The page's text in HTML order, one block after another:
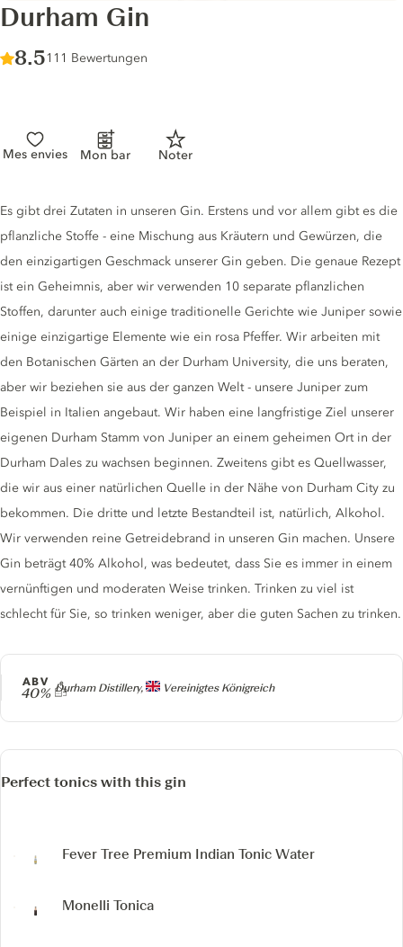
Durham Gin
Score :
8.5/ 10
111 Bewertungen
Mes envies Mon bar Noter
Producer
Durham Distillery, Vereinigtes Königreich
ABV
40%
Gin description
Es gibt drei Zutaten in unseren Gin. Erstens und vor allem gibt es die
pflanzliche Stoffe - eine Mischung aus Kräutern und Gewürzen, die
den einzigartigen Geschmack unserer Gin geben. Die genaue Rezept
ist ein Geheimnis, aber wir verwenden 10 separate pflanzlichen
Stoffen, darunter auch einige traditionelle Gerichte wie Juniper sowie
einige einzigartige Elemente wie ein rosa Pfeffer. Wir arbeiten mit
den Botanischen Gärten an der Durham University, die uns beraten,
aber wir beziehen sie aus der ganzen Welt - unsere Juniper zum
Beispiel in Italien angebaut. Wir haben eine langfristige Ziel unserer
eigenen Durham Stamm von Juniper an einem geheimen Ort in der
Durham Dales zu wachsen beginnen. Zweitens gibt es Quellwasser,
die wir aus einer natürlichen Quelle in der Nähe von Durham City zu
bekommen. Die dritte und letzte Bestandteil ist, natürlich, Alkohol.
Wir verwenden reine Getreidebrand in unseren Gin machen. Unsere
Gin beträgt 40% Alkohol, was bedeutet, dass Sie es immer in einem
vernünftigen und moderaten Weise trinken. Trinken zu viel ist
schlecht für Sie, so trinken weniger, aber die guten Sachen zu trinken.
Perfect tonics with this gin
Fever Tree Premium Indian Tonic Water
Monelli Tonica